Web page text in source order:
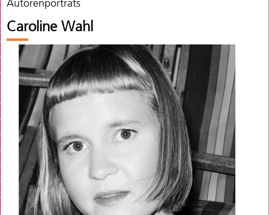
Autorenporträts
Caroline Wahl